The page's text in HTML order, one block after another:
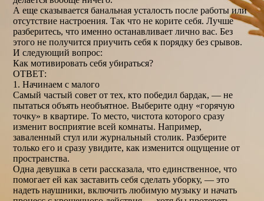
А еще сказывается банальная усталость после работы или
отсутствие настроения. Так что не корите себя. Лучше
разберитесь, что именно останавливает лично вас. Без
этого не получится приучить себя к порядку без срывов.
И следующий вопрос:
Как мотивировать себя убираться?
ОТВЕТ:
1. Начинаем с малого
Самый частый совет от тех, кто победил бардак, — не
пытаться объять необъятное. Выберите одну «горячую
точку» в квартире. То место, чистота которого сразу
изменит восприятие всей комнаты. Например,
заваленный стул или журнальный столик. Разберите
только его и сразу увидите, как изменится ощущение от
пространства.
Одна девушка в сети рассказала, что единственное, что
помогает ей как заставить себя сделать уборку, — это
надеть наушники, включить любимую музыку и начать